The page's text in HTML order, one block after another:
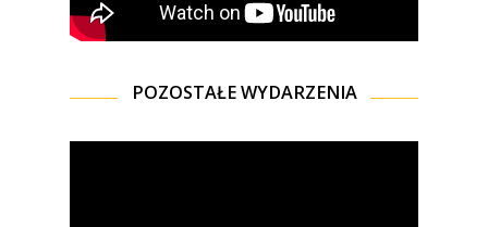
POZOSTAŁE WYDARZENIA